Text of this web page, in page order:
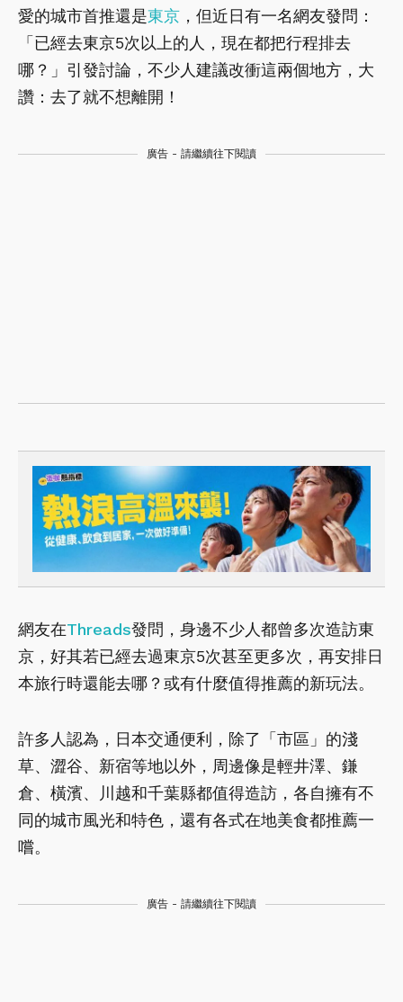
愛的城市首推還是東京 ，但近日有一名網友發問：
「已經去東京5次以上的人，現在都把行程排去
哪？」引發討論，不少人建議改衝這兩個地方，大
讚：去了就不想離開！
廣告 - 請繼續往下閱讀
網友在Threads發問，身邊不少人都曾多次造訪東
京，好其若已經去過東京5次甚至更多次，再安排日
本旅行時還能去哪？或有什麼值得推薦的新玩法。
許多人認為，日本交通便利，除了「市區」的淺
草、澀谷、新宿等地以外，周邊像是輕井澤、鎌
倉、橫濱、川越和千葉縣都值得造訪，各自擁有不
同的城市風光和特色，還有各式在地美食都推薦一
嚐。
廣告 - 請繼續往下閱讀